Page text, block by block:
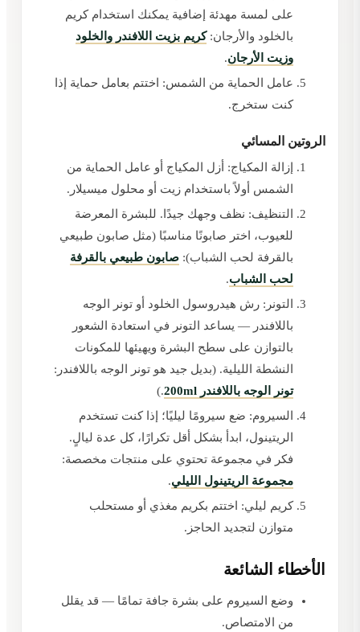
على لمسة مهدئة إضافية يمكنك استخدام كريم
بالخلود والأرجان:كريم بزيت اللافندر والخلود
وزيت الأرجان.
عامل الحماية من الشمس: اختتم بعامل حماية إذا
كنت ستخرج.
الروتين المسائي
إزالة المكياج: أزل المكياج أو عامل الحماية من
الشمس أولاً باستخدام زيت أو محلول ميسيلار.
التنظيف: نظف وجهك جيدًا. للبشرة المعرضة
للعيوب، اختر صابونًا مناسبًا (مثل صابون طبيعي
بالقرفة لحب الشباب): صابون طبيعي بالقرفة
لحب الشباب.
التونر: رش هيدروسول الخلود أو تونر الوجه
باللافندر — يساعد التونر في استعادة الشعور
بالتوازن على سطح البشرة ويهيئها للمكونات
النشطة الليلية. (بديل جيد هو تونر الوجه باللافندر:
تونر الوجه باللافندر 200ml
.)
السيروم: ضع سيرومًا ليليًا؛ إذا كنت تستخدم
الريتينول، ابدأ بشكل أقل تكرارًا، كل عدة ليالٍ.
فكر في مجموعة تحتوي على منتجات مخصصة:
مجموعة الريتينول الليلي.
كريم ليلي: اختتم بكريم مغذي أو مستحلب
متوازن لتجديد الحاجز.
الأخطاء الشائعة
وضع السيروم على بشرة جافة تمامًا — قد يقلل
من الامتصاص.